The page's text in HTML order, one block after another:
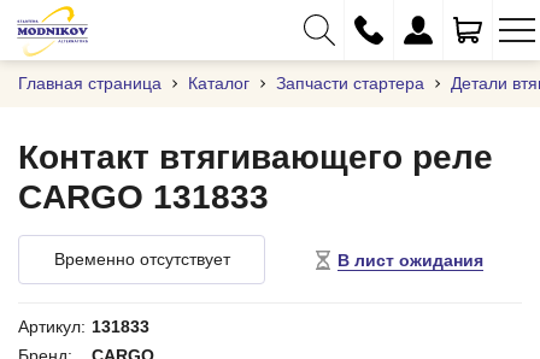
+375 (29) 333-01-01
+375 (17) 373-97-09
+375 (29) 262-61-18
Главная страница Каталог Запчасти стартера Детали
Временно отсутствует В лист ожидания
Контакт втягивающего реле
CARGO 131833
Артикул: 131833